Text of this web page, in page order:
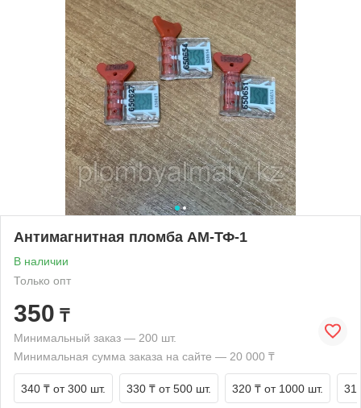
Антимагнитная пломба АМ-ТФ-1
В наличии
Только опт
350 ₸
Минимальный заказ — 200 шт.
Минимальная сумма заказа на сайте — 20 000 ₸
340 ₸ от 300 шт. 330 ₸ от 500 шт. 320 ₸ от 1000 шт.